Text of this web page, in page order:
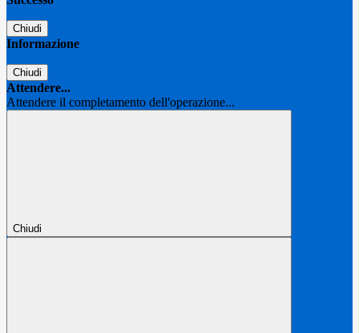
Chiudi
Informazione
Chiudi
Attendere...
Attendere il completamento dell'operazione...
Chiudi